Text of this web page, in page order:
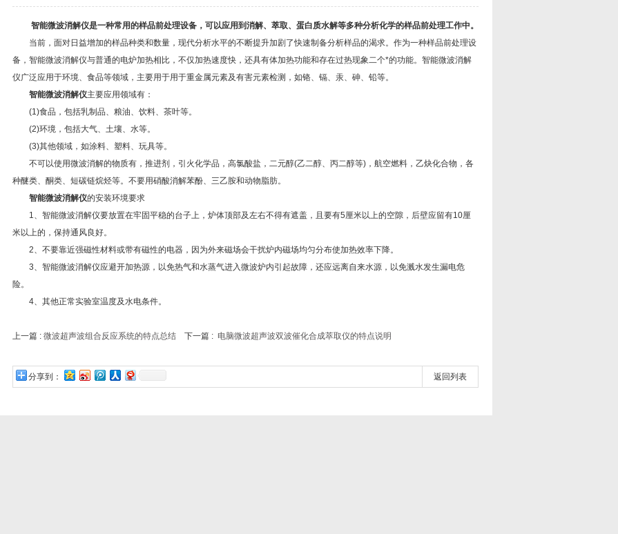
智能微波消解仪是一种常用的样品前处理设备，可以应用到消解、萃取、蛋白质水解等多种分析化学的样品前处理工作中。
当前，面对日益增加的样品种类和数量，现代分析水平的不断提升加剧了快速制备分析样品的渴求。作为一种样品前处理设
备，智能微波消解仪与普通的电炉加热相比，不仅加热速度快，还具有体加热功能和存在过热现象二个*的功能。智能微波消解
仪广泛应用于环境、食品等领域，主要用于用于重金属元素及有害元素检测，如铬、镉、汞、砷、铅等。
智能微波消解仪主要应用领域有：
(1)食品，包括乳制品、粮油、饮料、茶叶等。
(2)环境，包括大气、土壤、水等。
(3)其他领域，如涂料、塑料、玩具等。
不可以使用微波消解的物质有，推进剂，引火化学品，高氯酸盐，二元醇(乙二醇、丙二醇等)，航空燃料，乙炔化合物，各
种醚类、酮类、短碳链烷烃等。不要用硝酸消解苯酚、三乙胺和动物脂肪。
智能微波消解仪的安装环境要求
1、智能微波消解仪要放置在牢固平稳的台子上，炉体顶部及左右不得有遮盖，且要有5厘米以上的空隙，后壁应留有10厘
米以上的，保持通风良好。
2、不要靠近强磁性材料或带有磁性的电器，因为外来磁场会干扰炉内磁场均匀分布使加热效率下降。
3、智能微波消解仪应避开加热源，以免热气和水蒸气进入微波炉内引起故障，还应远离自来水源，以免溅水发生漏电危
险。
4、其他正常实验室温度及水电条件。
上一篇 : 微波超声波组合反应系统的特点总结 下一篇 : 电脑微波超声波双波催化合成萃取仪的特点说明
分享到： 返回列表